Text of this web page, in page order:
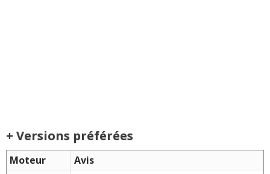
+ Versions préférées
Moteur
Avis